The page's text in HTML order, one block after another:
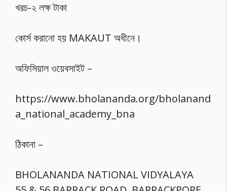
খরচ-২ লক্ষ টাকা
কোর্স করানো হয় MAKAUT অধীনে।
অফিসিয়াল ওয়েবসাইট –
https://www.bholananda.org/bholanand
a_national_academy_bna
ঠিকানা –
BHOLANANDA NATIONAL VIDYALAYA